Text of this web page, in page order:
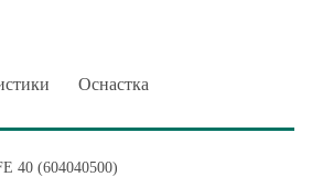
Оснастка
40 (604040500)